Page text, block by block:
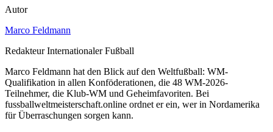
Autor
Marco Feldmann
Redakteur Internationaler Fußball
Marco Feldmann hat den Blick auf den Weltfußball: WM-
Qualifikation in allen Konföderationen, die 48 WM-2026-
Teilnehmer, die Klub-WM und Geheimfavoriten. Bei
fussballweltmeisterschaft.online ordnet er ein, wer in Nordamerika
für Überraschungen sorgen kann.